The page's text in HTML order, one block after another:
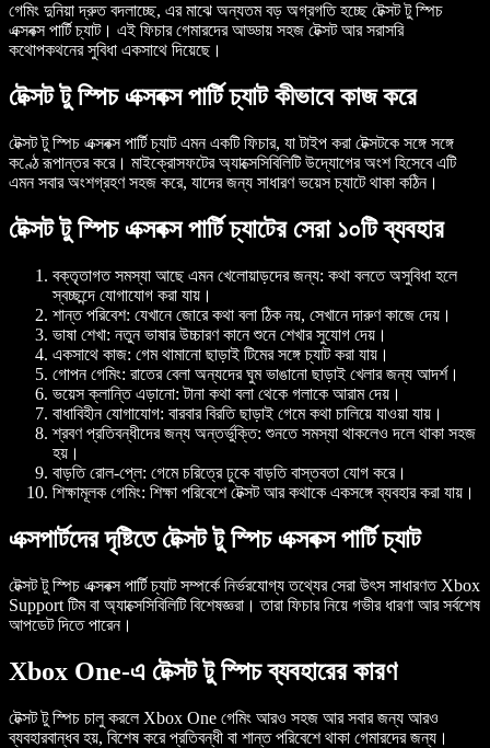
গেমিং দুনিয়া দ্রুত বদলাচ্ছে, এর মাঝে অন্যতম বড় অগ্রগতি হচ্ছে টেক্সট টু স্পিচ
এক্সবক্স পার্টি চ্যাট। এই ফিচার গেমারদের আড্ডায় সহজ টেক্সট আর সরাসরি
কথোপকথনের সুবিধা একসাথে দিয়েছে।
টেক্সট টু স্পিচ এক্সবক্স পার্টি চ্যাট কীভাবে কাজ করে
টেক্সট টু স্পিচ এক্সবক্স পার্টি চ্যাটএমন একটি ফিচার, যা টাইপ করা টেক্সটকে সঙ্গে সঙ্গে
কণ্ঠে রূপান্তর করে। মাইক্রোসফটের অ্যাক্সেসিবিলিটি উদ্যোগের অংশ হিসেবে এটি
এমন সবার অংশগ্রহণ সহজ করে, যাদের জন্য সাধারণ ভয়েস চ্যাটে থাকা কঠিন।
টেক্সট টু স্পিচ এক্সবক্স পার্টি চ্যাটের সেরা ১০টি ব্যবহার
বক্তৃতাগত সমস্যা আছে এমন খেলোয়াড়দের জন্য: কথা বলতে অসুবিধা হলে
স্বচ্ছন্দে যোগাযোগ করা যায়।
শান্ত পরিবেশ: যেখানে জোরে কথা বলা ঠিক নয়, সেখানে দারুণ কাজে দেয়।
ভাষা শেখা: নতুন ভাষার উচ্চারণ কানে শুনে শেখার সুযোগ দেয়।
একসাথে কাজ: গেম থামানো ছাড়াই টিমের সঙ্গে চ্যাট করা যায়।
গোপন গেমিং: রাতের বেলা অন্যদের ঘুম ভাঙানো ছাড়াই খেলার জন্য আদর্শ।
ভয়েস ক্লান্তি এড়ানো: টানা কথা বলা থেকে গলাকে আরাম দেয়।
বাধাবিহীন যোগাযোগ: বারবার বিরতি ছাড়াই গেমে কথা চালিয়ে যাওয়া যায়।
শ্রবণ প্রতিবন্ধীদের জন্য অন্তর্ভুক্তি: শুনতে সমস্যা থাকলেও দলে থাকা সহজ
হয়।
বাড়তি রোল-প্লে: গেমে চরিত্রে ঢুকে বাড়তি বাস্তবতা যোগ করে।
শিক্ষামূলক গেমিং: শিক্ষা পরিবেশে টেক্সট আর কথাকে একসঙ্গে ব্যবহার করা যায়।
এক্সপার্টদের দৃষ্টিতে টেক্সট টু স্পিচ এক্সবক্স পার্টি চ্যাট
টেক্সট টু স্পিচ এক্সবক্স পার্টি চ্যাট সম্পর্কে নির্ভরযোগ্য তথ্যের সেরা উৎস সাধারণত Xbox
Support টিম বা অ্যাক্সেসিবিলিটি বিশেষজ্ঞরা। তারা ফিচার নিয়ে গভীর ধারণা আর সর্বশেষ
আপডেট দিতে পারেন।
Xbox One-এ টেক্সট টু স্পিচ ব্যবহারের কারণ
টেক্সট টু স্পিচ চালু করলে Xbox One গেমিং আরও সহজ আর সবার জন্য আরও
ব্যবহারবান্ধব হয়, বিশেষ করে প্রতিবন্ধী বা শান্ত পরিবেশে থাকা গেমারদের জন্য।